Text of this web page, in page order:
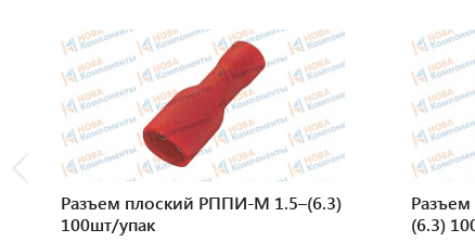
Разъем плоский РППИ-М 1.5–(6.3)
100шт/упак
(6.3)